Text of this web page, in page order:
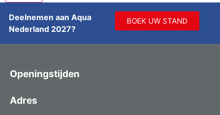
Deelnemen aan Aqua
Nederland 2027?
BOEK UW STAND
Openingstijden
Adres